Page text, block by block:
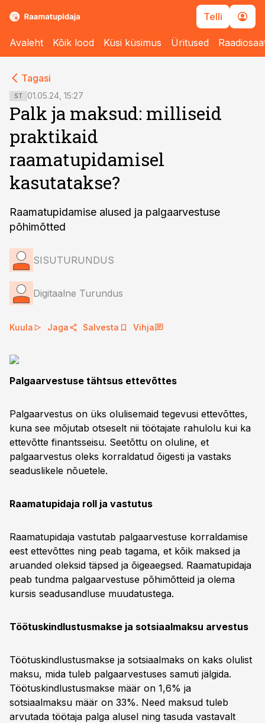
Telli
Avaleht Kõik lood Küsi küsimus Üritused
Tagasi
ST 01.05.24, 15:27
Palk ja maksud: milliseid
praktikaid
raamatupidamisel
kasutatakse?
Raamatupidamise alused ja palgaarvestuse
põhimõtted
SISUTURUNDUS
Digitaalne Turundus
Kuula Jaga Salvesta Vihja
Palgaarvestuse tähtsus ettevõttes
Palgaarvestus on üks olulisemaid tegevusi ettevõttes,
kuna see mõjutab otseselt nii töötajate rahulolu kui ka
ettevõtte finantsseisu. Seetõttu on oluline, et
palgaarvestus oleks korraldatud õigesti ja vastaks
seaduslikele nõuetele.
Raamatupidaja roll ja vastutus
Raamatupidaja vastutab palgaarvestuse korraldamise
eest ettevõttes ning peab tagama, et kõik maksed ja
aruanded oleksid täpsed ja õigeaegsed. Raamatupidaja
peab tundma palgaarvestuse põhimõtteid ja olema
kursis seadusandluse muudatustega.
Töötuskindlustusmakse ja sotsiaalmaksu arvestus
Töötuskindlustusmakse ja sotsiaalmaks on kaks olulist
maksu, mida tuleb palgaarvestuses samuti jälgida.
Töötuskindlustusmakse määr on 1,6% ja
sotsiaalmaksu määr on 33%. Need maksud tuleb
arvutada töötaja palga alusel ning tasuda vastavalt